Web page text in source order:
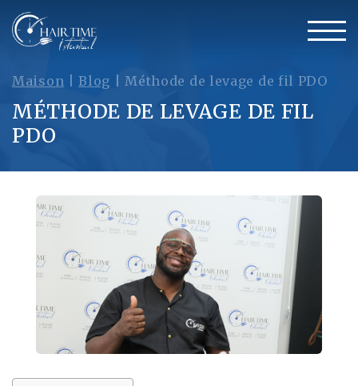
Maison |Blog Méthode de levage de fil PDO
MÉTHODE DE LEVAGE DE FIL
PDO